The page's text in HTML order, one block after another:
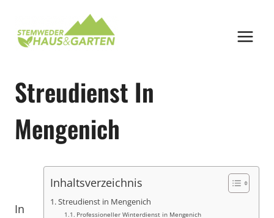
springen
Streudienst In
Mengenich
Inhaltsverzeichnis
Streudienst in Mengenich
Professioneller Winterdienst in Mengenich
In